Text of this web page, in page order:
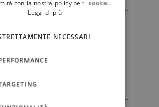
con Terrazza
Giacomo Casanova con
con la nostra policy per i cookie.
Leggi di più
NECESSARI